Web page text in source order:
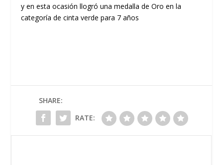
y en esta ocasión llogró una medalla de Oro en la
categoría de cinta verde para 7 años
SHARE:
RATE: